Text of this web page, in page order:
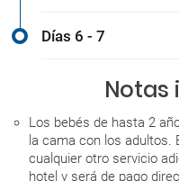
Días 6 - 7
Los bebés de hasta 2
la cama con los adultos.
cualquier otro servicio
hotel y será de pago